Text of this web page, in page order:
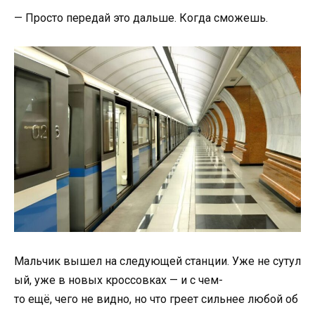
— Просто передай это дальше. Когда сможешь.
Мальчик вышел на следующей станции. Уже не сутул
ый, уже в новых кроссовках — и с чем-
то ещё, чего не видно, но что греет сильнее любой об